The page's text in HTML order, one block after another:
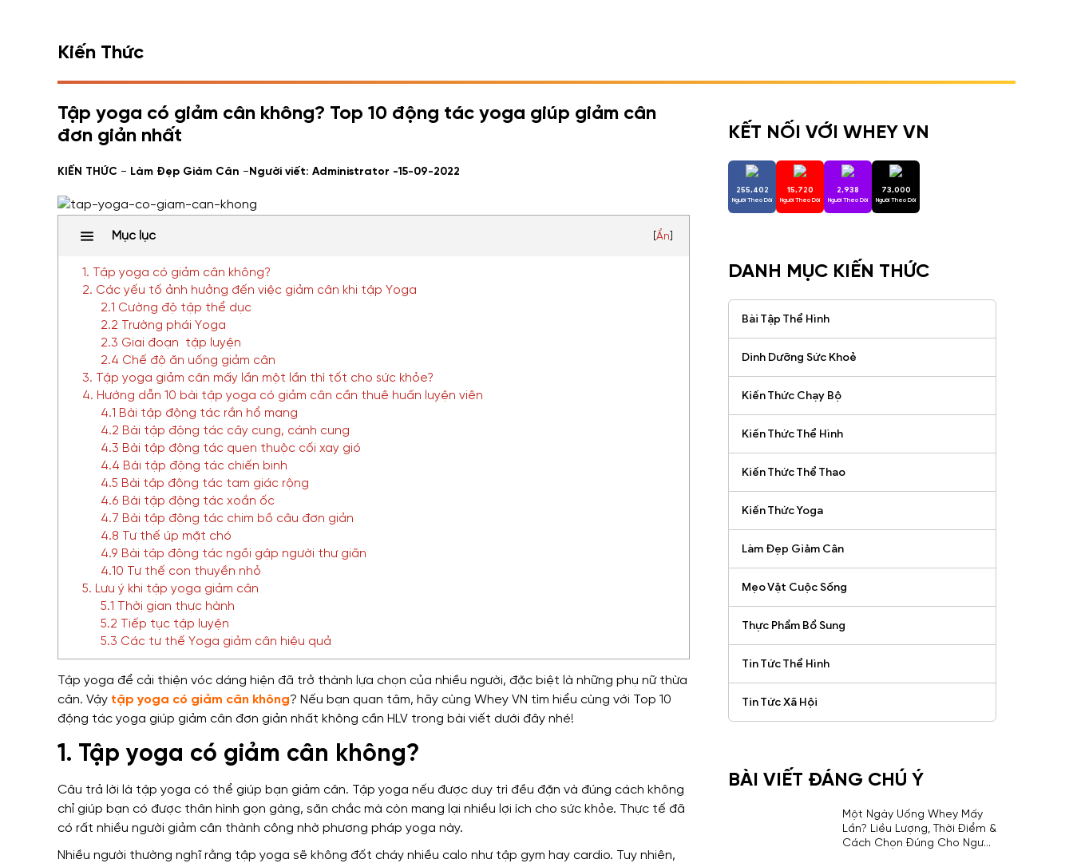
Kiến Thức
Tập yoga có giảm cân không? Top 10 động tác yoga giúp giảm cân
đơn giản nhất
KIẾN THỨC - Làm Đẹp Giảm Cân -Người viết: Administrator -15-09-2022
Mục lục Ẩn
1. Tập yoga có giảm cân không?
2. Các yếu tố ảnh hưởng đến việc giảm cân khi tập Yoga
2.1 Cường độ tập thể dục
2.2 Trường phái Yoga
2.3 Giai đoạn tập luyện
2.4 Chế độ ăn uống giảm cân
3. Tập yoga giảm cân mấy lần một lần thì tốt cho sức khỏe?
4. Hướng dẫn 10 bài tập yoga có giảm cân cần thuê huấn luyện viên
4.1 Bài tập động tác rắn hổ mang
4.2 Bài tập động tác cây cung, cánh cung
4.3 Bài tập động tác quen thuộc cối xay gió
4.4 Bài tập động tác chiến binh
4.5 Bài tập động tác tam giác rộng
4.6 Bài tập động tác xoắn ốc
4.7 Bài tập động tác chim bồ câu đơn giản
4.8 Tư thế úp mặt chó
4.9 Bài tập động tác ngồi gập người thư giãn
4.10 Tư thế con thuyền nhỏ
5. Lưu ý khi tập yoga giảm cân
5.1 Thời gian thực hành
5.2 Tiếp tục tập luyện
5.3 Các tư thế Yoga giảm cân hiệu quả
Tập yoga để cải thiện vóc dáng hiện đã trở thành lựa chọn của nhiều người, đặc biệt là những phụ nữ thừa
cân. Vậy tập yoga có giảm cân không? Nếu bạn quan tâm, hãy cùng Whey VN tìm hiểu cùng với Top 10
động tác yoga giúp giảm cân đơn giản nhất không cần HLV trong bài viết dưới đây nhé!
1. Tập yoga có giảm cân không?
Câu trả lời là tập yoga có thể giúp bạn giảm cân. Tập yoga nếu được duy trì đều đặn và đúng cách không
chỉ giúp bạn có được thân hình gọn gàng, săn chắc mà còn mang lại nhiều lợi ích cho sức khỏe. Thực tế đã
có rất nhiều người giảm cân thành công nhờ phương pháp yoga này.
Nhiều người thường nghĩ rằng tập yoga sẽ không đốt cháy nhiều calo như tập gym hay cardio. Tuy nhiên,
KẾT NỐI VỚI WHEY VN
255,402
Người Theo Dõi
15,720
Người Theo Dõi
2,938
Người Theo Dõi
73,000
Người Theo Dõi
DANH MỤC KIẾN THỨC
Bài Tập Thể Hình
Dinh Dưỡng Sức Khoẻ
Kiến Thức Chạy Bộ
Kiến Thức Thể Hình
Kiến Thức Thể Thao
Kiến Thức Yoga
Làm Đẹp Giảm Cân
Mẹo Vặt Cuộc Sống
Thực Phẩm Bổ Sung
Tin Tức Thể Hình
Tin Tức Xã Hội
BÀI VIẾT ĐÁNG CHÚ Ý
Một Ngày Uống Whey Mấy
Lần? Liều Lượng, Thời Điểm &
Cách Chọn Đúng Cho Người